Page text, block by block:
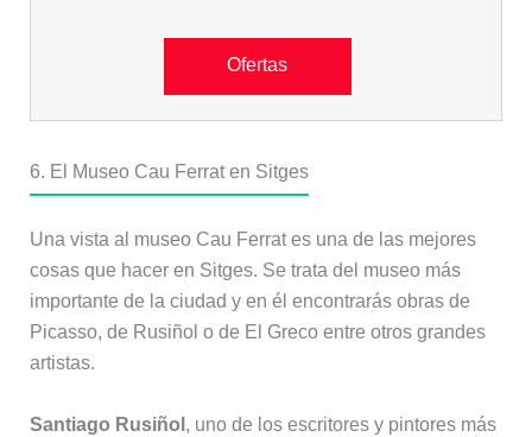
Ofertas
6. El Museo Cau Ferrat en Sitges
Una vista al museo Cau Ferrat es una de las mejores
cosas que hacer en Sitges. Se trata del museo más
importante de la ciudad y en él encontrarás obras de
Picasso, de Rusiñol o de El Greco entre otros grandes
artistas.
Santiago Rusiñol , uno de los escritores y pintores más